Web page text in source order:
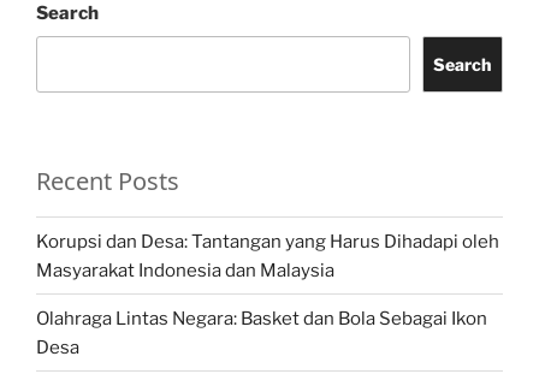
Search
Search
Recent Posts
Korupsi dan Desa: Tantangan yang Harus Dihadapi oleh
Masyarakat Indonesia dan Malaysia
Olahraga Lintas Negara: Basket dan Bola Sebagai Ikon
Desa